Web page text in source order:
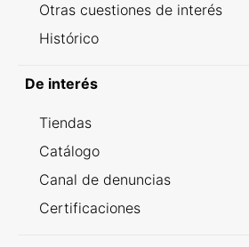
Otras cuestiones de interés
Histórico
De interés
Tiendas
Catálogo
Canal de denuncias
Certificaciones